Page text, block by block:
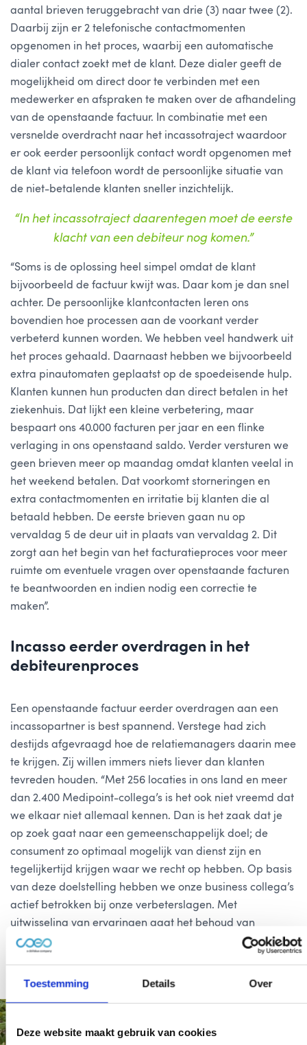
Toestemming Details Over
Deze website maakt gebruik van cookies
aantal brieven teruggebracht van drie (3) naar twee (2).
Daarbij zijn er 2 telefonische contactmomenten
opgenomen in het proces, waarbij een automatische
dialer contact zoekt met de klant. Deze dialer geeft de
mogelijkheid om direct door te verbinden met een
medewerker en afspraken te maken over de afhandeling
van de openstaande factuur. In combinatie met een
versnelde overdracht naar het incassotraject waardoor
er ook eerder persoonlijk contact wordt opgenomen met
de klant via telefoon wordt de persoonlijke situatie van
de niet-betalende klanten sneller inzichtelijk.
“In het incassotraject daarentegen moet de eerste
klacht van een debiteur nog komen.”
“Soms is de oplossing heel simpel omdat de klant
bijvoorbeeld de factuur kwijt was. Daar kom je dan snel
achter. De persoonlijke klantcontacten leren ons
bovendien hoe processen aan de voorkant verder
verbeterd kunnen worden. We hebben veel handwerk uit
het proces gehaald. Daarnaast hebben we bijvoorbeeld
extra pinautomaten geplaatst op de spoedeisende hulp.
Klanten kunnen hun producten dan direct betalen in het
ziekenhuis. Dat lijkt een kleine verbetering, maar
bespaart ons 40.000 facturen per jaar en een flinke
verlaging in ons openstaand saldo. Verder versturen we
geen brieven meer op maandag omdat klanten veelal in
het weekend betalen. Dat voorkomt storneringen en
extra contactmomenten en irritatie bij klanten die al
betaald hebben. De eerste brieven gaan nu op
vervaldag 5 de deur uit in plaats van vervaldag 2. Dit
zorgt aan het begin van het facturatieproces voor meer
ruimte om eventuele vragen over openstaande facturen
te beantwoorden en indien nodig een correctie te
maken”.
Incasso eerder overdragen in het
debiteurenproces
Een openstaande factuur eerder overdragen aan een
incassopartner is best spannend. Verstege had zich
destijds afgevraagd hoe de relatiemanagers daarin mee
te krijgen. Zij willen immers niets liever dan klanten
tevreden houden. “Met 256 locaties in ons land en meer
dan 2.400 Medipoint-collega’s is het ook niet vreemd dat
we elkaar niet allemaal kennen. Dan is het zaak dat je
op zoek gaat naar een gemeenschappelijk doel; de
consument zo optimaal mogelijk van dienst zijn en
tegelijkertijd krijgen waar we recht op hebben. Op basis
van deze doelstelling hebben we onze business collega’s
actief betrokken bij onze verbeterslagen. Met
uitwisseling van ervaringen gaat het behoud van
tevreden klanten hand-in-hand met spoedige